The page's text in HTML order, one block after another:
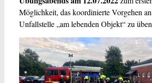
Möglichkeit, das koordinierte Vorgehen
Unfallstelle „am lebenden Objekt“ zu